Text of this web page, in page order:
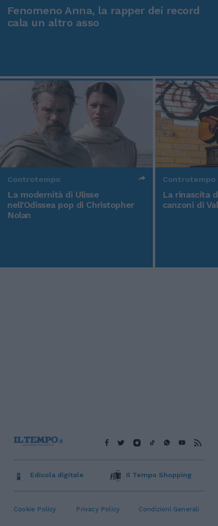
Fenomeno Anna, la rapper dei record
cala un altro asso
Controtempo
La modernità di Ulisse
nell'Odissea pop di Christopher
Nolan
Controtempo
La rinascita
canzoni di
Cookie Policy Privacy Policy Condizioni Generali
Edicola digitale Il Tempo Shopping